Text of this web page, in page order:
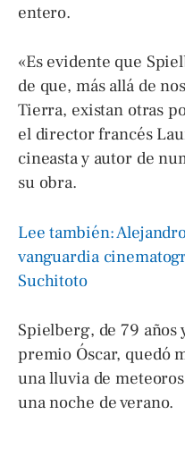
entero.
«Es evidente que
de que, más allá de
Tierra, existan otras
el director francés
cineasta y autor de
su obra.
Lee también:
vanguardia
Suchitoto
Spielberg, de 79 años
premio Óscar, quedó
una lluvia de
una noche de verano.